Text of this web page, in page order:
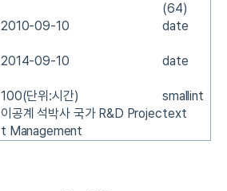
(64)
2010-09-10 date
2014-09-10 date
100(단위:시간)
smallint
이공계 석박사 국가 R&D Projec
t Management
text